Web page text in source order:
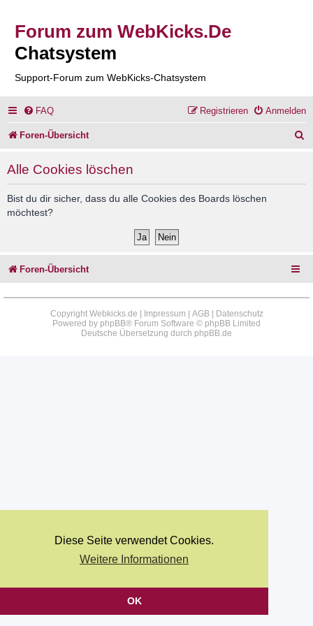
Diese Seite verwendet Cookies.
Weitere Informationen
OK
Forum zum WebKicks.De
Chatsystem
Support-Forum zum WebKicks-Chatsystem
FAQ Anmelden
Registrieren
Foren-Übersicht
Alle Cookies löschen
Bist du dir sicher, dass du alle Cookies des Boards löschen
möchtest?
Foren-Übersicht
Copyright Webkicks.de | Impressum AGB|
Datenschutz
Powered by phpBB® Forum Software © phpBB Limited
Deutsche Übersetzung durch phpBB.de